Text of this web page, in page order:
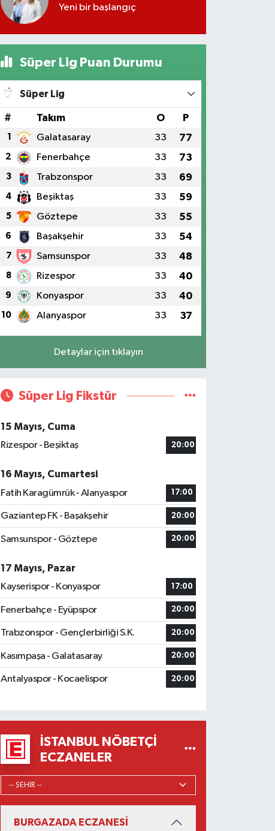
Yeni bir başlangıç
Süper Lig Puan Durumu
Süper Lig
# Takım O P
1 Galatasaray 33 77
2 Fenerbahçe 33 73
3 Trabzonspor 33 69
4 Beşiktaş 33 59
5 Göztepe 33 55
6 Başakşehir 33 54
7 Samsunspor 33 48
8 Rizespor 33 40
9 Konyaspor 33 40
10 Alanyaspor 33 37
Detaylar için tıklayın
Süper Lig Fikstür
15 Mayıs, Cuma
Rizespor - Beşiktaş
20:00
16 Mayıs, Cumartesi
Fatih Karagümrük - Alanyaspor
17:00
Gaziantep FK - Başakşehir 20:00
Samsunspor - Göztepe 20:00
17 Mayıs, Pazar
Kayserispor - Konyaspor
17:00
Fenerbahçe - Eyüpspor 20:00
Trabzonspor - Gençlerbirliği S.K. 20:00
Kasımpaşa - Galatasaray 20:00
Antalyaspor - Kocaelispor 20:00
İSTANBUL NÖBETÇI
ECZANELER
BURGAZADA ECZANESİ